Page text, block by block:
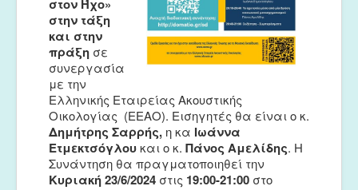
στον Ήχο»
στην τάξη
και στην
πράξη σε
συνεργασία
με την
Ελληνικής Εταιρείας Ακουστικής
Οικολογίας (ΕΕΑΟ). Εισηγητές θα είναι ο κ.
Δημήτρης Σαρρής, η κα Ιωάννα
Ετμεκτσόγλουκαι ο κ. Πάνος Αμελίδης. Η
Συνάντηση θα πραγματοποιηθεί την
Κυριακή 23/6/2024 στις 19:00-21:00 στο